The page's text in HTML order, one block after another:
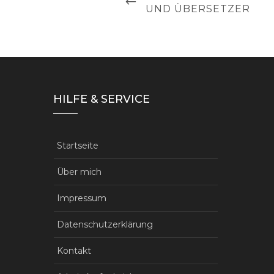
POST
UND ÜBERSETZER
HILFE & SERVICE
Startseite
Über mich
Impressum
Datenschutzerklärung
Kontakt